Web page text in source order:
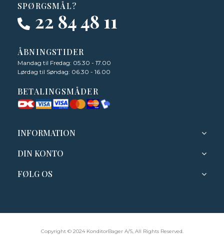
SPØRGSMÅL?
22 84 48 11
ÅBNINGSTIDER
Mandag til Fredag: 05.30 - 17.00
Lørdag til Søndag: 06.30 - 16.00
BETALINGSMÅDER
INFORMATION
DIN KONTO
FØLG OS
Copyright © 2024 KonditorBager A/S, All Rights Reserved.